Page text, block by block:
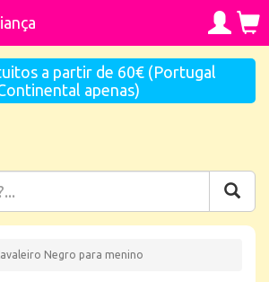
a partir de 60€ (Portugal
apenas)
Negro para menino